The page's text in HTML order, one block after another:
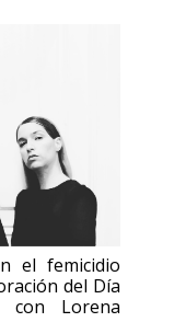
el femicidio
del Día
con Lorena